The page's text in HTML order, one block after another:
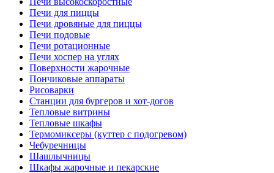
Печи для пиццы
Печи дровяные для пиццы
Печи подовые
Печи ротационные
Печи хоспер на углях
Поверхности жарочные
Пончиковые аппараты
Рисоварки
Станции для бургеров и хот-догов
Тепловые витрины
Тепловые шкафы
Термомиксеры (куттер с подогревом)
Чебуречницы
Шашлычницы
Шкафы жарочные и пекарские